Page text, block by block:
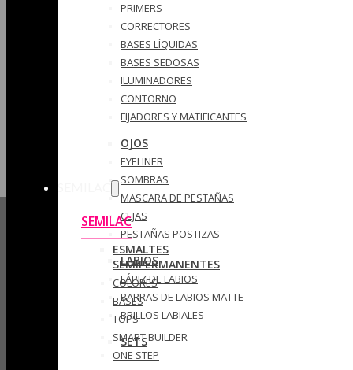
PRIMERS
CORRECTORES
BASES LÍQUIDAS
BASES SEDOSAS
ILUMINADORES
CONTORNO
FIJADORES Y MATIFICANTES
OJOS
EYELINER
SOMBRAS
MASCARA DE PESTAÑAS
CEJAS
PESTAÑAS POSTIZAS
LABIOS
LÁPIZ DE LABIOS
BARRAS DE LABIOS MATTE
BRILLOS LABIALES
SETS
SEMILAC
ESMALTES
SEMIPERMANENTES
COLORES
BASES
TOPS
SMART BUILDER
ONE STEP